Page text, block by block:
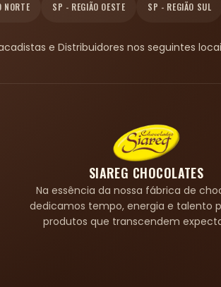
NORTE SP - REGIÃO OESTE SP - REGIÃO SUL
e Distribuidores nos seguintes
SIAREG CHOCOLATES
Na essência da nossa fábrica de
dedicamos tempo, energia e talento
produtos que transcendem